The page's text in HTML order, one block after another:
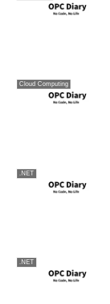
Cloud Computing
.NET
.NET